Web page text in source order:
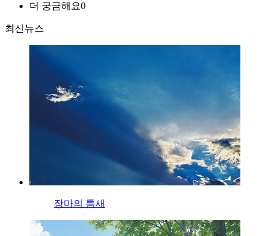
더 궁금해요0
최신뉴스
장마의 틈새